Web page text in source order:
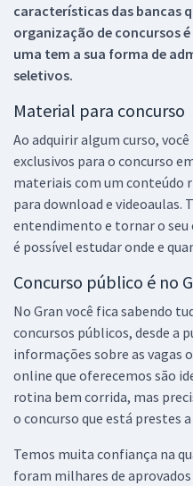
características das bancas
organização de concursos
uma tem a sua forma de
seletivos.
Material para concurso
Ao adquirir algum curso,
exclusivos para o concurso
materiais com um conteúdo
para download e videoaulas.
entendimento e tornar o
é possível estudar onde e
Concurso público é no
No Gran você fica sabendo
concursos públicos, desde a
informações sobre as vagas
online que oferecemos são
rotina bem corrida, mas
o concurso que está prestes
Temos muita confiança na
foram milhares de